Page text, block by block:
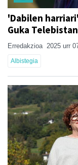
'Dabilen
Guka Telebistan
Erredakzioa 2025 urr
Albistegia